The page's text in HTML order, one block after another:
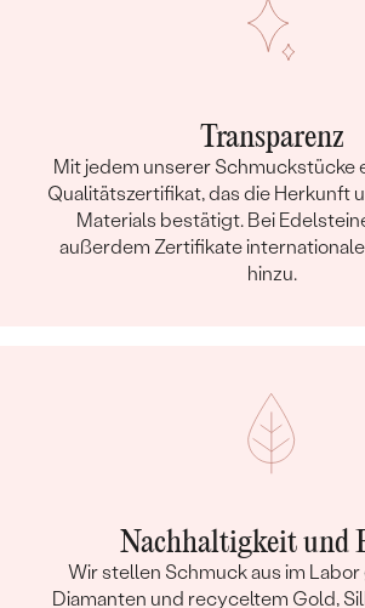
Transparenz
Mit jedem unserer Schmuckstücke
Qualitätszertifikat, das die Herkunft
Materials bestätigt. Bei
außerdem Zertifikate
hinzu.
Nachhaltigkeit und
Wir stellen Schmuck aus im
Diamanten und recyceltem Gold,